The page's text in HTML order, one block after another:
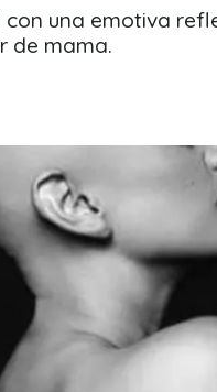
una emotiva
de mama.